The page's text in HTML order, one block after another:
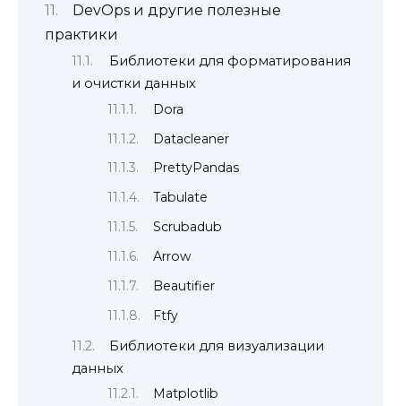
DevOps и другие полезные
практики
Библиотеки для форматирования
и очистки данных
Dora
Datacleaner
PrettyPandas
Tabulate
Scrubadub
Arrow
Beautifier
Ftfy
Библиотеки для визуализации
данных
Matplotlib